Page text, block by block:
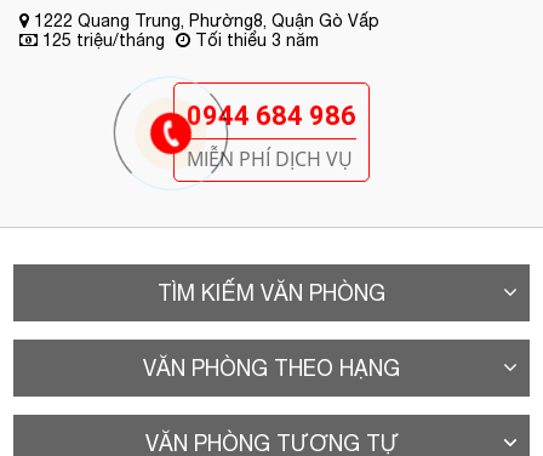
MIỄN PHÍ DỊCH VỤ
VĂN PHÒNG THEO HẠNG
VĂN PHÒNG TƯƠNG TỰ